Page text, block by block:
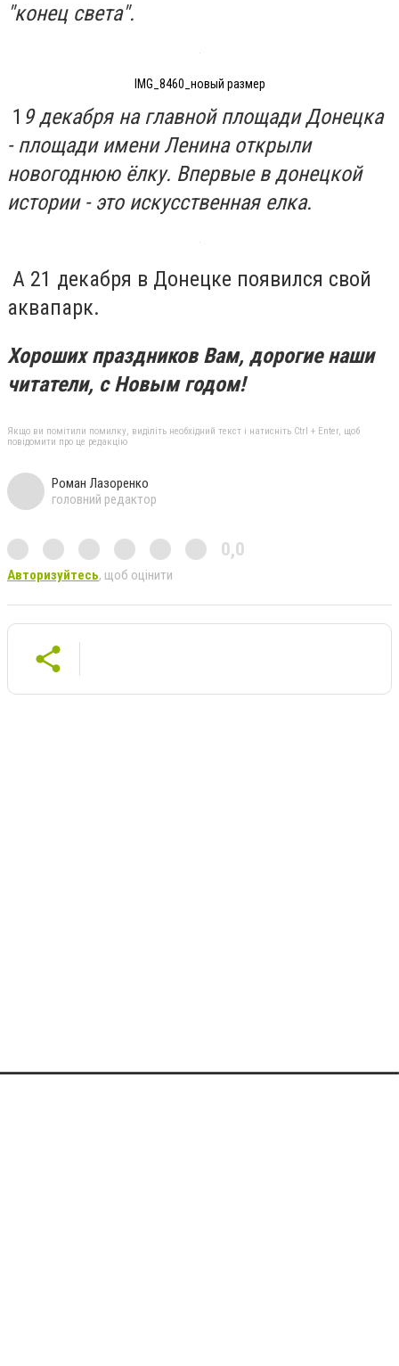
"конец света".
IMG_8460_новый размер
1 9 декабря на главной площади Донецка
- площади имени Ленина открыли
новогоднюю ёлку. Впервые в донецкой
истории - это искусственная елка.
А 21 декабря в Донецке появился свой
аквапарк.
Хороших праздников Вам, дорогие наши
читатели, с Новым годом!
Якщо ви помітили помилку, виділіть необхідний текст і натисніть Ctrl + Enter, щоб
повідомити про це редакцію
Роман Лазоренко
головний редактор
0,0
Авторизуйтесь, щоб оцінити